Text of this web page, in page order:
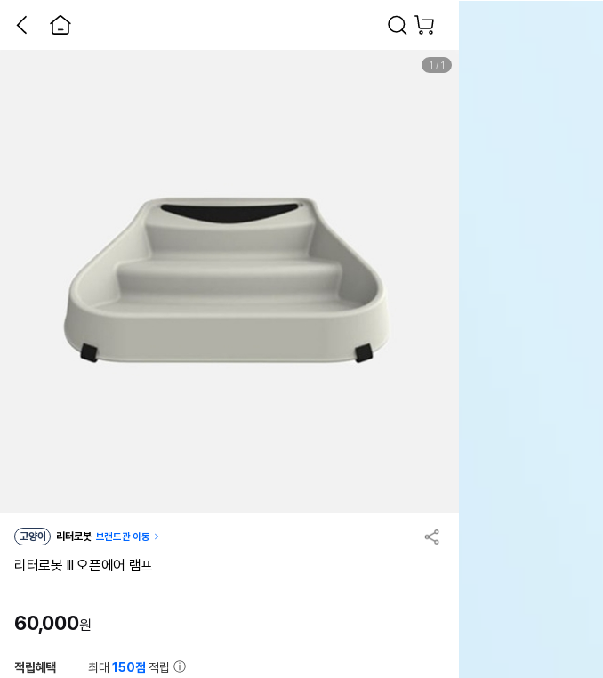
1 / 1
고양이 리터로봇 브랜드관 이동
리터로봇 lll 오픈에어 램프
60,000원
적립혜택 최대150점 적립